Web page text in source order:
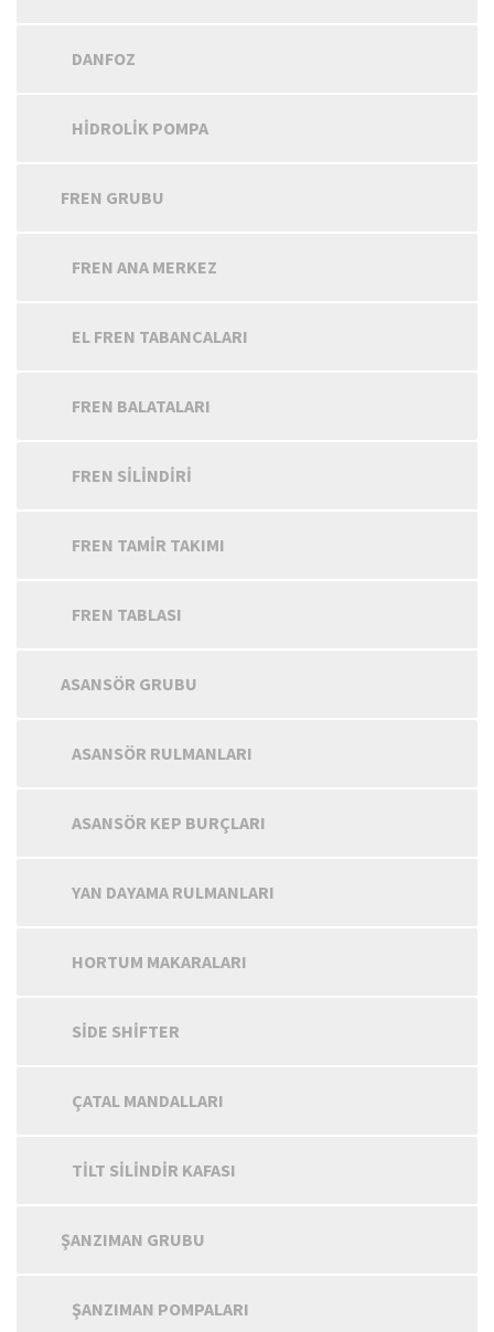
DANFOZ
HIDROLIK POMPA
FREN GRUBU
FREN ANA MERKEZ
EL FREN TABANCALARI
FREN BALATALARI
FREN SILINDIRI
FREN TAMIR TAKIMI
FREN TABLASI
ASANSÖR GRUBU
ASANSÖR RULMANLARI
ASANSÖR KEP BURÇLARI
YAN DAYAMA RULMANLARI
HORTUM MAKARALARI
SIDE SHIFTER
ÇATAL MANDALLARI
TILT SILINDIR KAFASI
ŞANZIMAN GRUBU
ŞANZIMAN POMPALARI